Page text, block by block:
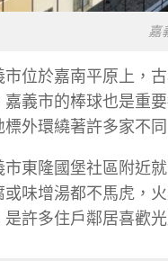
嘉
市位於嘉南平原上，古
嘉義市的棒球也是重
標外環繞著許多家不
市東隆國堡社區附近
或味增湯都不馬虎，
是許多住戶鄰居喜歡